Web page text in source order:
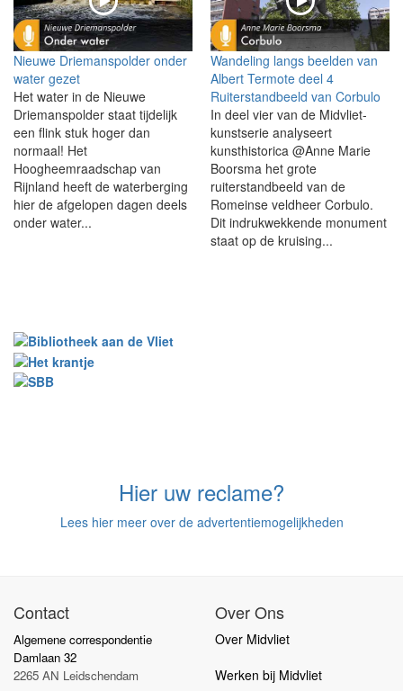
Nieuwe Driemanspolder onder
water gezet
Het water in de Nieuwe
Driemanspolder staat tijdelijk
een flink stuk hoger dan
normaal! Het
Hoogheemraadschap van
Rijnland heeft de waterberging
hier de afgelopen dagen deels
onder water...
Wandeling langs beelden van
Albert Termote deel 4
Ruiterstandbeeld van Corbulo
In deel vier van de Midvliet-
kunstserie analyseert
kunsthistorica @Anne Marie
Boorsma het grote
ruiterstandbeeld van de
Romeinse veldheer Corbulo.
Dit indrukwekkende monument
staat op de kruising...
Hier uw reclame?
Lees hier meer over de advertentiemogelijkheden
Contact
Algemene correspondentie
Damlaan 32
2265 AN Leidschendam
Over Ons
Over Midvliet
Werken bij Midvliet